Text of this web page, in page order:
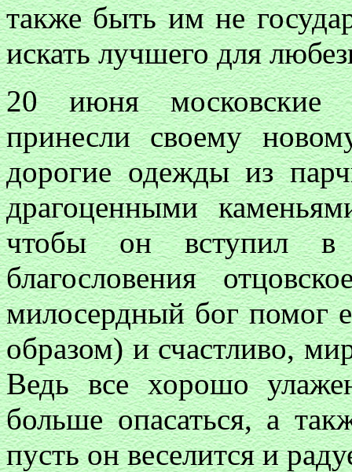
также быть им не
искать лучшего для
20 июня московские
принесли своему
дорогие одежды из
драгоценными
чтобы он вступил в
благословения
милосердный бог помог
образом) и счастливо,
Ведь все хорошо
больше опасаться, а
пусть он веселится и